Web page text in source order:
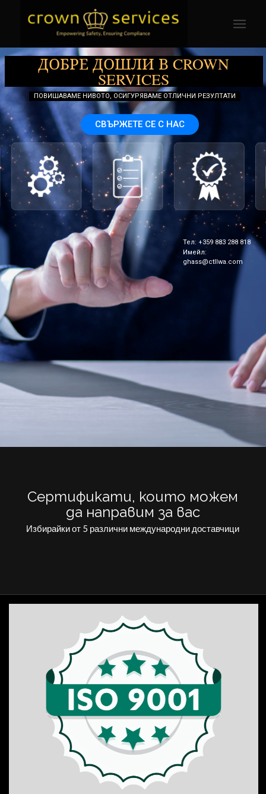
ДОБРЕ ДОШЛИ В CROWN
SERVICES
ПОВИШАВАМЕ НИВОТО, ОСИГУРЯВАМЕ ОТЛИЧНИ РЕЗУЛТАТИ
СВЪРЖЕТЕ СЕ С НАС
Тел: +359 883 288 818
Имейл:
ghass@ctllwa.com
Сертификати, които можем
да направим за вас
Избирайки от 5 различни международни доставчици